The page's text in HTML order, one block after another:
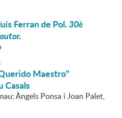
Ferran de Pol.30è
Maestro"
Casals
Àngels Ponsa i Joan Palet,